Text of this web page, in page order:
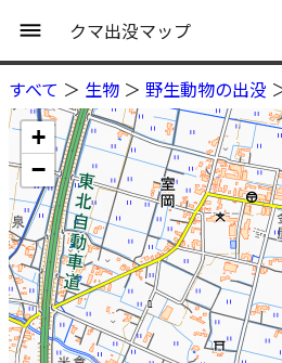
クマ出没マップ
すべて ＞ 生物 ＞ 野生動物の出没
+
−